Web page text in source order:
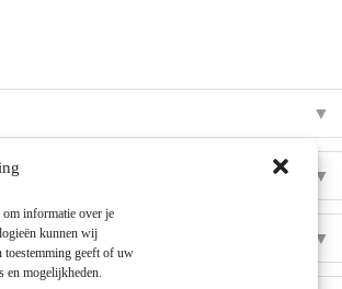
om informatie over je
kunnen wij
toestemming geeft of uw
en mogelijkheden.
▼
▼
▼